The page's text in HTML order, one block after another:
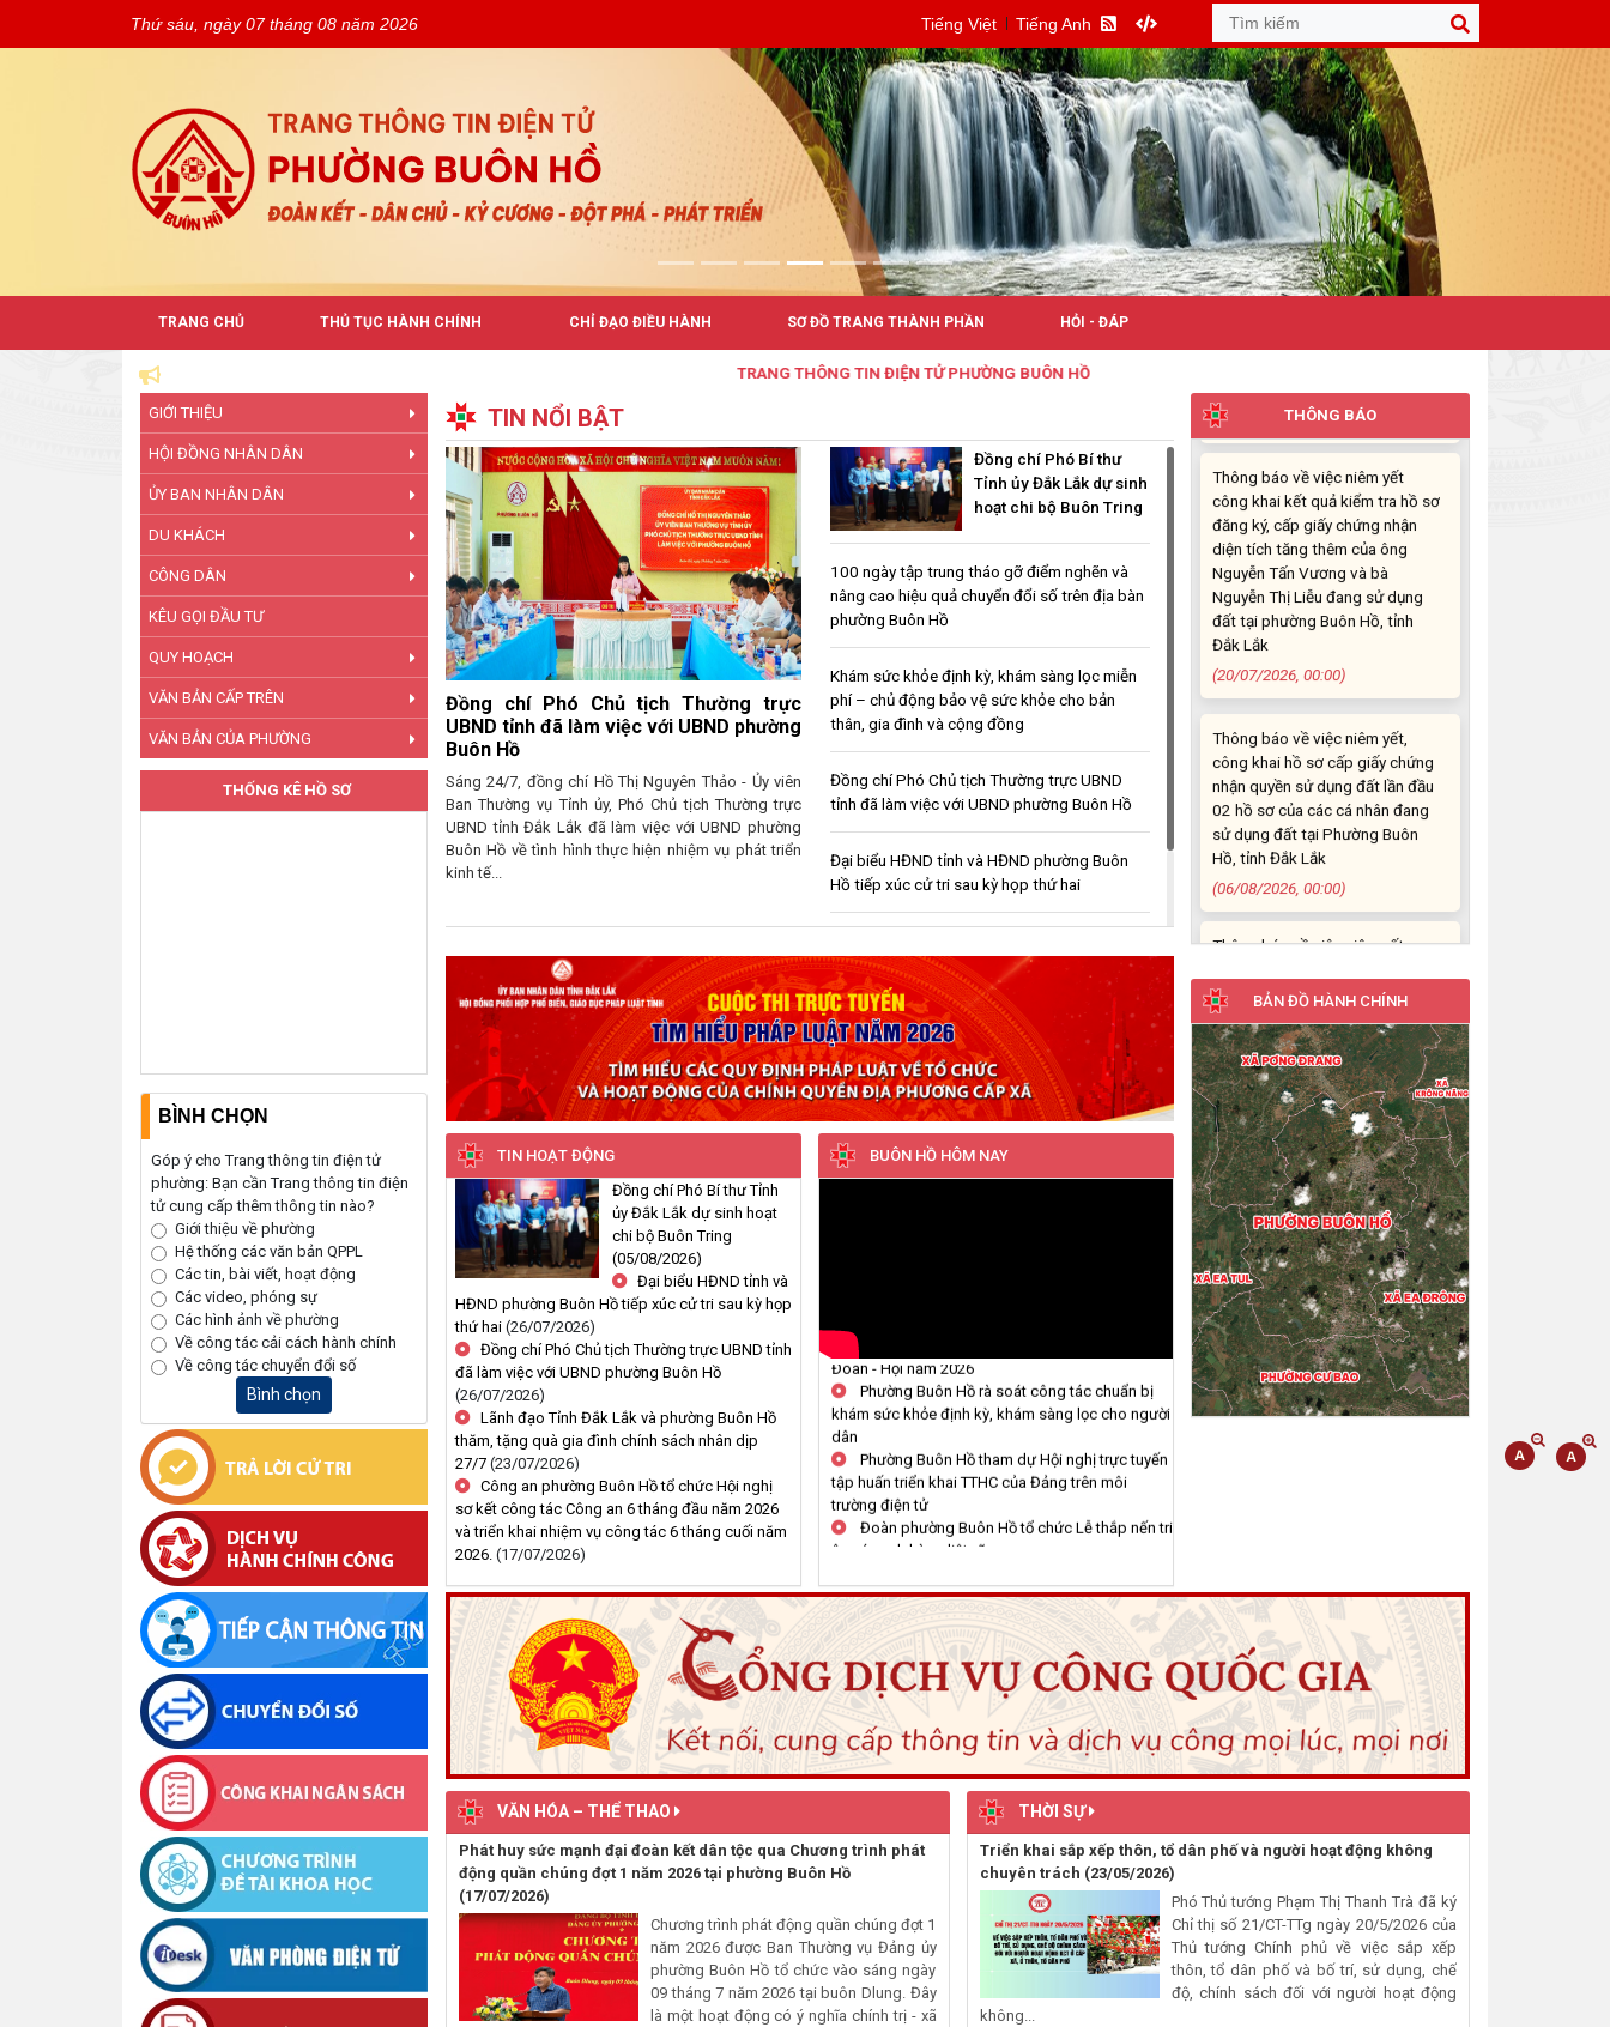
Thứ sáu, ngày 07 tháng 08 năm 2026 Tiếng Việt Tiếng Anh
TRANG CHỦ THỦ TỤC HÀNH CHÍNH CHỈ ĐẠO ĐIỀU HÀNH SƠ ĐỒ TRANG THÀNH PHẦN HỎI - ĐÁP
TRANG THÔNG TIN ĐIỆN TỬ PHƯỜNG BUÔN HỒ
GIỚI THIỆU
HỘI ĐỒNG NHÂN DÂN
ỦY BAN NHÂN DÂN
DU KHÁCH
CÔNG DÂN
KÊU GỌI ĐẦU TƯ
QUY HOẠCH
VĂN BẢN CẤP TRÊN
VĂN BẢN CỦA PHƯỜNG
THỐNG KÊ HỒ SƠ
BÌNH CHỌN
Góp ý cho Trang thông tin điện tử
phường: Bạn cần Trang thông tin điện
tử cung cấp thêm thông tin nào?
Giới thiệu về phường
Hệ thống các văn bản QPPL
Các tin, bài viết, hoạt động
Các video, phóng sự
Các hình ảnh về phường
Về công tác cải cách hành chính
Về công tác chuyển đổi số
Bình chọn
TIN NỔI BẬT
Đại biểu HĐND tỉnh và HĐND phường
Buôn Hồ tiếp xúc cử tri sau kỳ họp thứ
hai
Sáng ngày 23/7, tổ đại biểu HĐND tỉnh gồm đồng
chí H’ Yim Kđoh - Ủy viên Ban Thường vụ Tỉnh ủy, Bí
thư Đảng ủy, Chủ tịch HĐND phường Buôn Hồ; đồng
chí Nguyễn Thị Thanh Hương - Ủy viên chuyên trách
Ban...
Đồng chí Phó Bí thư
Tỉnh ủy Đắk Lắk dự sinh
hoạt chi bộ Buôn Tring
100 ngày tập trung tháo gỡ điểm nghẽn và
nâng cao hiệu quả chuyển đổi số trên địa bàn
phường Buôn Hồ
Khám sức khỏe định kỳ, khám sàng lọc miễn
phí – chủ động bảo vệ sức khỏe cho bản
thân, gia đình và cộng đồng
Đồng chí Phó Chủ tịch Thường trực UBND
tỉnh đã làm việc với UBND phường Buôn Hồ
Đại biểu HĐND tỉnh và HĐND phường Buôn
Hồ tiếp xúc cử tri sau kỳ họp thứ hai
thăm, tặng quà gia đình chính sách nhân dịp
27/7
THÔNG BÁO
nhận quyền sử dụng đất mang
tên ông Cù Văn Châu và bà
Nguyễn Thị Kim Tâm. Thường trú
tại: Phường Buôn Hồ, tỉnh Đắk
Lắk
(29/07/2026, 00:00)
Thông báo về việc cấp giấy
chứng nhận quyền sử dụng đất,
tài sản khác gắn liền với đất cho
ông Lê Đình Lộc và ông Lê Đình
Hậu sử dụng đất tại phường
(24/07/2026, 00:00)
Thông báo về việc niêm yết
công khai kết quả kiểm tra hồ sơ
diện tích tăng thêm của ông
Nguyễn Tấn Vương và bà
Nguyễn Thị Liễu đang sử dụng
đất tại phường Buôn Hồ, tỉnh
Đắk Lắk
(20/07/2026, 00:00)
Thông báo về việc niêm yết,
công khai hồ sơ cấp giấy chứng
02 hồ sơ của các cá nhân đang
sử dụng đất tại Phường Buôn
Hồ, tỉnh Đắk Lắk
(06/08/2026, 00:00)
Thông báo về việc niêm yết,
trú tại: Phường Buôn Hồ, tỉnh
Đắk Lắk
(06/08/2026, 00:00)
Thông báo về việc niêm yết,
công khai hồ sơ mất Giấy chứng
nhận quyền sử dụng đất mang
tên ông Phạm Quốc Việt và bà
Nông Thị Ngọc Loan. Thường
trú tại: Phường Buôn Hồ, tỉnh
Đắk Lắk
(06/08/2026, 00:00)
V/v công khai Quyết định số
2412/QĐ-UBND ngày
31/7/2026 của UBND tỉnh Đắk
Lắk về việc bổ nhiệm hòa giải
viên lao động trên địa bàn tỉnh
khai phương án chi tiết kinh phí
bồi thường, hỗ trợ khi Nhà nước
thu hồi đất để thực hiện Dự án:
Cải tạo, nâng cấp đường Nơ
Trang Lơng (đoạn từ đường
Nguyễn Hiền đến đường Trần
Cảnh)
(30/07/2026, 00:00)
Thông báo về việc cấp Giấy
chứng nhận xuất xứ hàng hoá
bản cho thương nhân tự chứng
nhận xuất xứ hàng hoá xuất
khẩu trên địa bàn tỉnh Đắk Lắk
(29/07/2026, 00:00)
TIN HOẠT ĐỘNG
Đồng chí Phó Bí thư Tỉnh
ủy Đắk Lắk dự sinh hoạt
chi bộ Buôn Tring
(05/08/2026)
Đại biểu HĐND tỉnh và
HĐND phường Buôn Hồ tiếp xúc cử tri sau kỳ họp
thứ hai (26/07/2026)
Đồng chí Phó Chủ tịch Thường trực UBND tỉnh
đã làm việc với UBND phường Buôn Hồ
(26/07/2026)
Lãnh đạo Tỉnh Đắk Lắk và phường Buôn Hồ
thăm, tặng quà gia đình chính sách nhân dịp
27/7 (23/07/2026)
Công an phường Buôn Hồ tổ chức Hội nghị
sơ kết công tác Công an 6 tháng đầu năm 2026
và triển khai nhiệm vụ công tác 6 tháng cuối năm
2026. (17/07/2026)
BUÔN HỒ HÔM NAY
Đoàn - Hội năm 2026
Phường Buôn Hồ rà soát công tác chuẩn bị
khám sức khỏe định kỳ, khám sàng lọc cho người
dân
tập huấn triển khai TTHC của Đảng trên môi
trường điện tử
Đoàn phường Buôn Hồ tổ chức Lễ thắp nến tri
ân các anh hùng liệt sĩ
Ngân hàng chính sách tỉnh Đắk Lắk tặng quà
gia đình chính sách phường Buôn Hồ
Hội Cựu Chiến binh phường phối hợp CLB Dân
vũ tổ chức Chương trình tri ân các anh hùng liệt sĩ
Phường Buôn Hồ tổ chức ký cam kết không
lấn chiếm lòng đường, hè phố, hành lang an toàn
giao thông
Đảng ủy phường Buôn Hồ công bố Quyết
định tại các Tổ chức đảng trực thuộc
Đ/c Phó Bí thư Tỉnh ủy, Chủ tịch UBMTTQVN
tỉnh thăm, tặng quà gia đình chính sách tại
phường Buôn Hồ
Đảng ủy phường Buôn Hồ nắm tình hình hoạt
động Chi bộ Buôn Tring sau sắp xếp
Bế giảng Lớp tập huấn kỹ năng, nghiệp vụ
Đoàn - Hội năm 2026
Phường Buôn Hồ rà soát công tác chuẩn bị
khám sức khỏe định kỳ, khám sàng lọc cho người
BẢN ĐỒ HÀNH CHÍNH
VĂN HÓA – THỂ THAO
Phát huy sức mạnh đại đoàn kết dân tộc qua Chương trình phát
động quần chúng đợt 1 năm 2026 tại phường Buôn Hồ
(17/07/2026)
Chương trình phát động quần chúng đợt 1
năm 2026 được Ban Thường vụ Đảng ủy
phường Buôn Hồ tổ chức vào sáng ngày
09 tháng 7 năm 2026 tại buôn Dlung. Đây
là một hoạt động có ý nghĩa chính trị - xã
THỜI SỰ
Triển khai sắp xếp thôn, tổ dân phố và người hoạt động không
chuyên trách (23/05/2026)
Phó Thủ tướng Phạm Thị Thanh Trà đã ký
Chỉ thị số 21/CT-TTg ngày 20/5/2026 của
Thủ tướng Chính phủ về việc sắp xếp
thôn, tổ dân phố và bố trí, sử dụng, chế
độ, chính sách đối với người hoạt động
không...